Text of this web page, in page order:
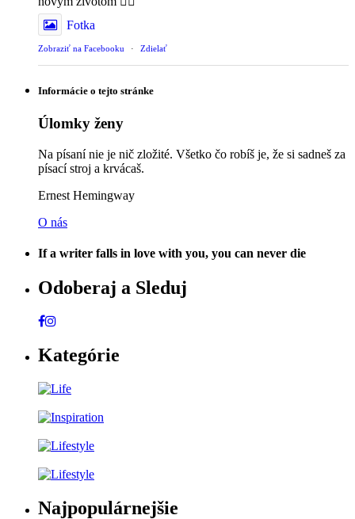
Fotka
Zobraziť na Facebooku · Zdielať
Informácie o tejto stránke
Úlomky ženy
Na písaní nie je nič zložité. Všetko čo robíš je, že si sadneš za
písací stroj a krvácaš.
Ernest Hemingway
O nás
If a writer falls in love with you, you can never die
Odoberaj a Sleduj
Kategórie
Najpopulárnejšie